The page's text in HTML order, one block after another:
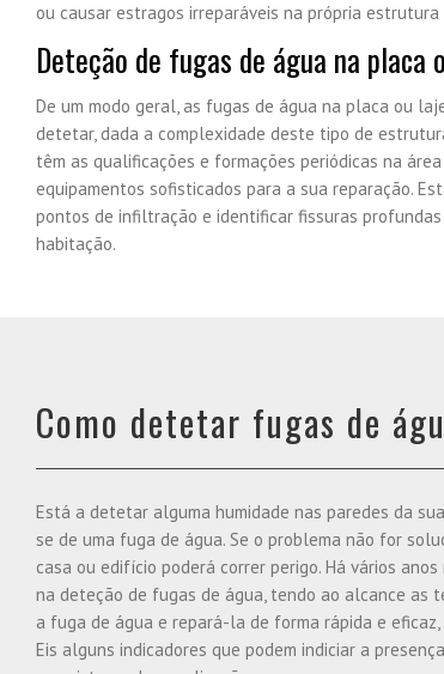
ou causar estragos irreparáveis na própria
Deteção de fugas de água na
De um modo geral, as fugas de água na placa ou
detetar, dada a complexidade deste tipo de
têm as qualificações e formações periódicas na
equipamentos sofisticados para a sua reparação.
pontos de infiltração e identificar fissuras
habitação.
Como detetar fugas de
Está a detetar alguma humidade nas paredes da
se de uma fuga de água. Se o problema não for
casa ou edifício poderá correr perigo. Há vários
na deteção de fugas de água, tendo ao alcance as
a fuga de água e repará-la de forma rápida e
Eis alguns indicadores que podem indiciar a